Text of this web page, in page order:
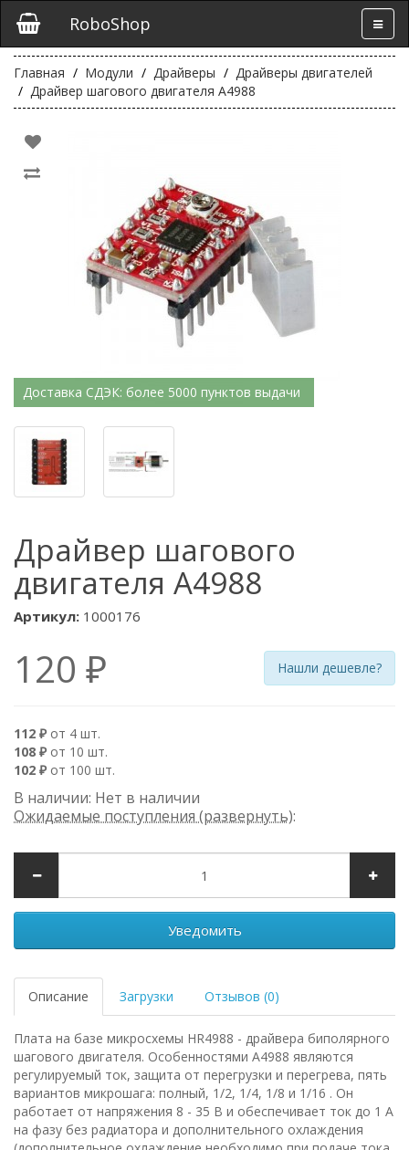
RoboShop
Главная Модули Драйверы
Драйверы двигателей
Драйвер шагового двигателя A4988
Доставка СДЭК: более 5000 пунктов выдачи
Драйвер шагового
двигателя A4988
Артикул: 1000176
120 ₽ Нашли дешевле?
112 ₽ от 4 шт.
108 ₽ от 10 шт.
102 ₽ от 100 шт.
В наличии: Нет в наличии
Ожидаемые поступления (развернуть):
Уведомить
Описание Загрузки Отзывов (0)
Плата на базе микросхемы HR4988 - драйвера биполярного
шагового двигателя. Особенностями A4988 являются
регулируемый ток, защита от перегрузки и перегрева, пять
вариантов микрошага: полный, 1/2, 1/4, 1/8 и 1/16 . Он
работает от напряжения 8 - 35 В и обеспечивает ток до 1 А
на фазу без радиатора и дополнительного охлаждения